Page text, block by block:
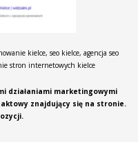
kielce, seo kielce, agencja seo
stron internetowych kielce
działaniami marketingowymi
znajdujący się na stronie.